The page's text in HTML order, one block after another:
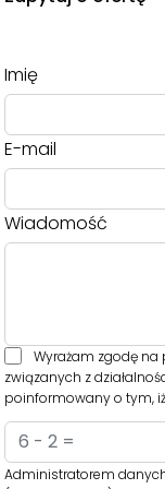
Imię
E-mail
Wiadomość
Wyrażam zgodę na
związanych z
poinformowany o tym,
Administratorem danych